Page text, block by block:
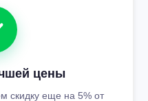
цены
скидку еще на 5% от